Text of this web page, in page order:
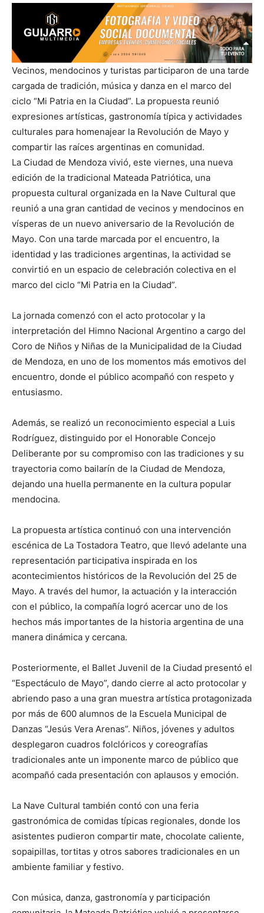
Vecinos, mendocinos y turistas participaron de una tarde
cargada de tradición, música y danza en el marco del
ciclo “Mi Patria en la Ciudad”. La propuesta reunió
expresiones artísticas, gastronomía típica y actividades
culturales para homenajear la Revolución de Mayo y
compartir las raíces argentinas en comunidad.
La Ciudad de Mendoza vivió, este viernes, una nueva
edición de la tradicional Mateada Patriótica, una
propuesta cultural organizada en la Nave Cultural que
reunió a una gran cantidad de vecinos y mendocinos en
vísperas de un nuevo aniversario de la Revolución de
Mayo. Con una tarde marcada por el encuentro, la
identidad y las tradiciones argentinas, la actividad se
convirtió en un espacio de celebración colectiva en el
marco del ciclo “Mi Patria en la Ciudad”.
La jornada comenzó con el acto protocolar y la
interpretación del Himno Nacional Argentino a cargo del
Coro de Niños y Niñas de la Municipalidad de la Ciudad
de Mendoza, en uno de los momentos más emotivos del
encuentro, donde el público acompañó con respeto y
entusiasmo.
Además, se realizó un reconocimiento especial a Luis
Rodríguez, distinguido por el Honorable Concejo
Deliberante por su compromiso con las tradiciones y su
trayectoria como bailarín de la Ciudad de Mendoza,
dejando una huella permanente en la cultura popular
mendocina.
La propuesta artística continuó con una intervención
escénica de La Tostadora Teatro, que llevó adelante una
representación participativa inspirada en los
acontecimientos históricos de la Revolución del 25 de
Mayo. A través del humor, la actuación y la interacción
con el público, la compañía logró acercar uno de los
hechos más importantes de la historia argentina de una
manera dinámica y cercana.
Posteriormente, el Ballet Juvenil de la Ciudad presentó el
“Espectáculo de Mayo”, dando cierre al acto protocolar y
abriendo paso a una gran muestra artística protagonizada
por más de 600 alumnos de la Escuela Municipal de
Danzas “Jesús Vera Arenas”. Niños, jóvenes y adultos
desplegaron cuadros folclóricos y coreografías
tradicionales ante un imponente marco de público que
acompañó cada presentación con aplausos y emoción.
La Nave Cultural también contó con una feria
gastronómica de comidas típicas regionales, donde los
asistentes pudieron compartir mate, chocolate caliente,
sopaipillas, tortitas y otros sabores tradicionales en un
ambiente familiar y festivo.
Con música, danza, gastronomía y participación